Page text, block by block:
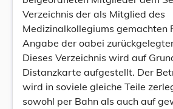
Verzeichnis der als Mitglied des
Medizinalkollegiums gemachten
Angabe der oabei
Dieses Verzeichnis wird auf
Distanzkarte aufgestellt. Der
wird in soviele gleiche Teile
sowohl per Bahn als auch auf